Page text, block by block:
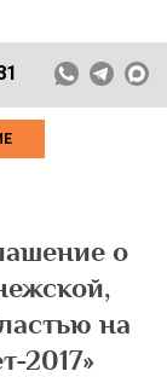
о
на
2017»